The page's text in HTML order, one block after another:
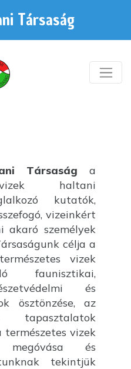
Társaság
Társaság a
haltani
kutatók,
vizeinkért
akaró személyek
célja a
vizek
faunisztikai,
és
ösztönzése, az
tapasztalatok
természetes vizek
megóvása és
tekintjük